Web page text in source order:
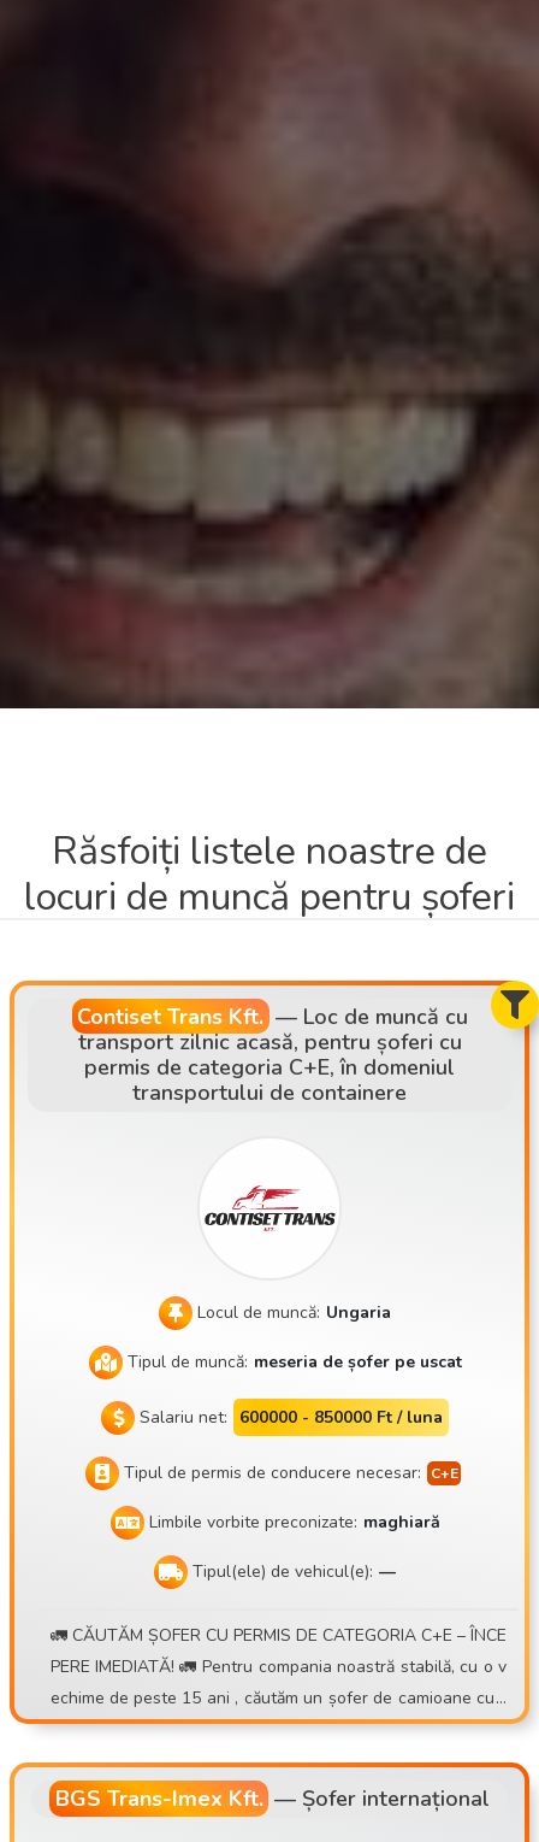
Răsfoiți listele noastre de
locuri de muncă pentru șoferi
Contiset Trans Kft.— Loc de muncă cu
transport zilnic acasă, pentru șoferi cu
permis de categoria C+E, în domeniul
transportului de containere
Locul de muncă: Ungaria
Tipul de muncă: meseria de șofer pe uscat
Salariu net: 600000 - 850000 Ft / luna
Tipul de permis de conducere necesar:
Limbile vorbite preconizate: maghiară
Tipul(ele) de vehicul(e): —
🚛 CĂUTĂM ȘOFER CU PERMIS DE CATEGORIA C+E – ÎNCE
PERE IMEDIATĂ! 🚛 Pentru compania noastră stabilă, cu o v
echime de peste 15 ani , căutăm un șofer de camioane cu r
emorcă pentru containere , cu program de lucru zilnic sau s
ăptămânal . 💰 Ce oferim: • Posibilitatea unui venit de 30.00
0 – 40.000 Ft/zi • Sistem de prime bazat pe numărul de curs
e • Indemnizație zilnică suplimentară pentru transporturi int
BGS Trans-Imex Kft. — Șofer internațional